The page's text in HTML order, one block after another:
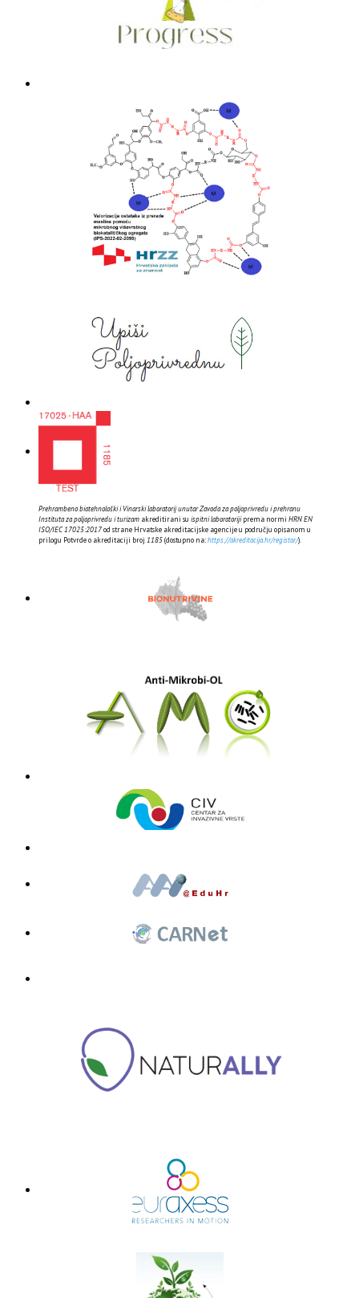
Prehrambeno biotehnološki i Vinarski laboratorij unutar Zavoda za poljoprivredu i prehranu
Instituta za poljoprivredu i turizam akreditirani su ispitni laboratorijiprema normi HRN EN
ISO/IEC 17025:2017od strane Hrvatske akreditacijske agencije u području opisanom u
prilogu Potvrde o akreditaciji broj 1185(dostupno na:https://akreditacija.hr/registar/).